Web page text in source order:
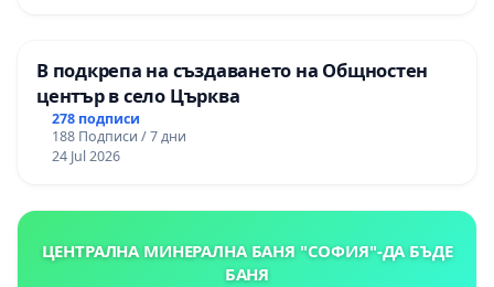
В подкрепа на създаването на Общностен
център в село Църква
278 подписи
188 Подписи / 7 дни
24 Jul 2026
ЦЕНТРАЛНА МИНЕРАЛНА БАНЯ "СОФИЯ"-ДА БЪДЕ
БАНЯ